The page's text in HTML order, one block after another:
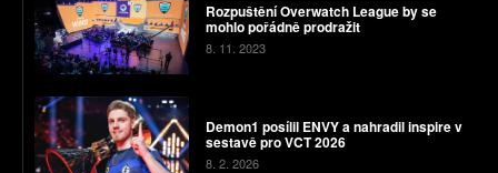
Rozpuštění Overwatch League by se
mohlo pořádně prodražit
8. 11. 2023
Demon1 posílil ENVY a nahradil inspire v
sestavě pro VCT 2026
8. 2. 2026